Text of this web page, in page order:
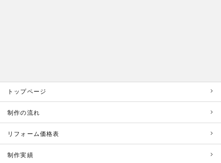
トップページ
制作の流れ
リフォーム価格表
制作実績